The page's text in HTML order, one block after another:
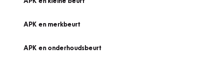
APK en merkbeurt
APK en onderhoudsbeurt